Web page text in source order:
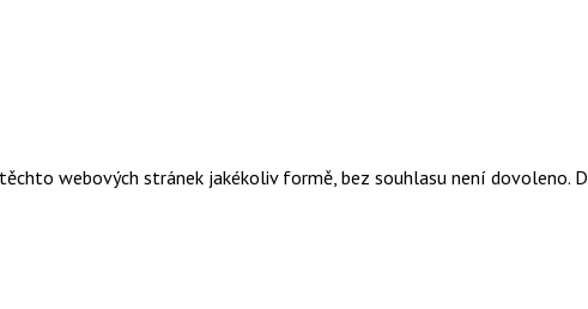
webových stránek jakékoliv formě, bez souhlasu není dovoleno.